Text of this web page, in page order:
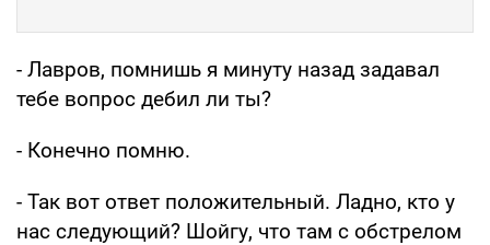
- Лавров, помнишь я минуту назад задавал
тебе вопрос дебил ли ты?
- Конечно помню.
- Так вот ответ положительный. Ладно, кто у
нас следующий? Шойгу, что там с обстрелом